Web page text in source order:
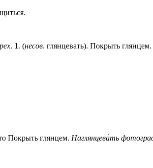
. 1. (несов. глянцевать). Покрыть глянцем.
Покрыть глянцем. Наглянцева́ть